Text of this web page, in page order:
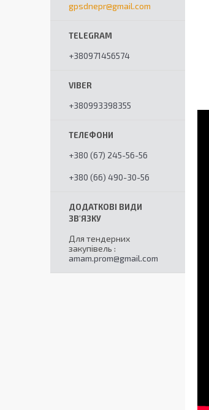
gpsdnepr@gmail.com
+380971456574
+380993398355
+380 (67) 245-56-56
+380 (66) 490-30-56
Для тендерних
закупівель
amam.prom@gmail.com